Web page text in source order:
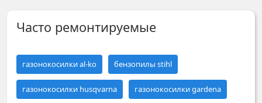
Часто ремонтируемые
газонокосилки al-ko бензопилы stihl
газонокосилки husqvarna газонокосилки gardena